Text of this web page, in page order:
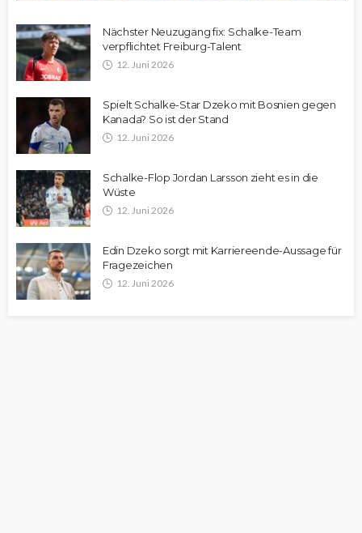
Nächster Neuzugang fix: Schalke-Team
verpflichtet Freiburg-Talent
12. Juni 2026
Spielt Schalke-Star Dzeko mit Bosnien gegen
Kanada? So ist der Stand
12. Juni 2026
Schalke-Flop Jordan Larsson zieht es in die
Wüste
12. Juni 2026
Edin Dzeko sorgt mit Karriereende-Aussage für
Fragezeichen
12. Juni 2026